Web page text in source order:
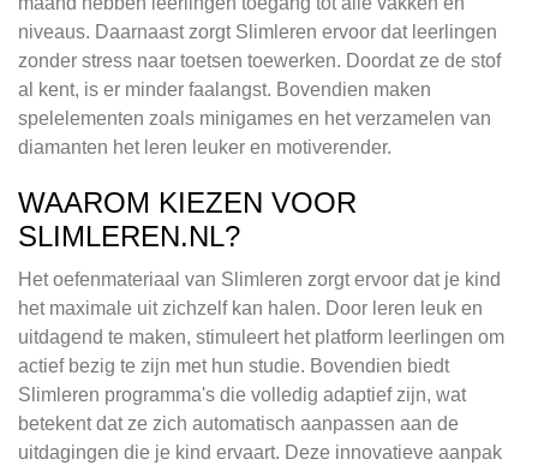
niveaus. Daarnaast zorgt Slimleren ervoor dat leerlingen
zonder stress naar toetsen toewerken. Doordat ze de stof
al kent, is er minder faalangst. Bovendien maken
spelelementen zoals minigames en het verzamelen van
diamanten het leren leuker en motiverender.
WAAROM KIEZEN VOOR
SLIMLEREN.NL?
Het oefenmateriaal van Slimleren zorgt ervoor dat je kind
het maximale uit zichzelf kan halen. Door leren leuk en
uitdagend te maken, stimuleert het platform leerlingen om
actief bezig te zijn met hun studie. Bovendien biedt
Slimleren programma's die volledig adaptief zijn, wat
betekent dat ze zich automatisch aanpassen aan de
uitdagingen die je kind ervaart. Deze innovatieve aanpak